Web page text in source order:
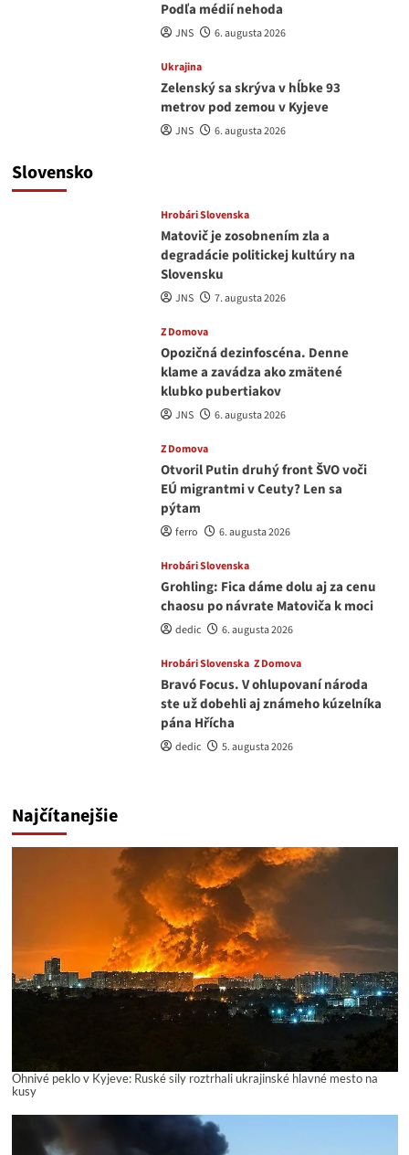
Podľa médií nehoda
JNS 6. augusta 2026
Ukrajina
Zelenský sa skrýva v hĺbke 93
metrov pod zemou v Kyjeve
JNS 6. augusta 2026
Slovensko
Hrobári Slovenska
Matovič je zosobnením zla a
degradácie politickej kultúry na
Slovensku
JNS 7. augusta 2026
Z Domova
Opozičná dezinfoscéna. Denne
klame a zavádza ako zmätené
klubko pubertiakov
JNS 6. augusta 2026
Z Domova
Otvoril Putin druhý front ŠVO voči
EÚ migrantmi v Ceuty? Len sa
pýtam
ferro 6. augusta 2026
Hrobári Slovenska
Grohling: Fica dáme dolu aj za cenu
chaosu po návrate Matoviča k moci
dedic 6. augusta 2026
Hrobári Slovenska Z Domova
Bravó Focus. V ohlupovaní národa
ste už dobehli aj známeho kúzelníka
pána Hřícha
dedic 5. augusta 2026
Najčítanejšie
Ohnivé peklo v Kyjeve: Ruské sily roztrhali ukrajinské hlavné mesto na
kusy